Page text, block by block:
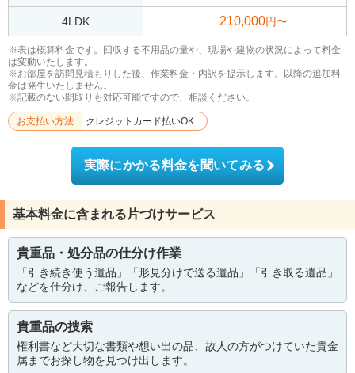
4LDK 210,000円〜
※表は概算料金です。回収する不用品の量や、現場や建物の状況によって料金
は変動いたします。
※お部屋を訪問見積もりした後、作業料金・内訳を提示します。以降の追加料
金は発生いたしません。
※記載のない間取りも対応可能ですので、相談ください。
お支払い方法 クレジットカード払いOK
実際にかかる料金を聞いてみる
基本料金に含まれる片づけサービス
貴重品・処分品の仕分け作業
「引き続き使う遺品」「形見分けで送る遺品」「引き取る遺品」
などを仕分け、ご報告します。
貴重品の捜索
権利書など大切な書類や想い出の品、故人の方がつけていた貴金
属までお探し物を見つけ出します。